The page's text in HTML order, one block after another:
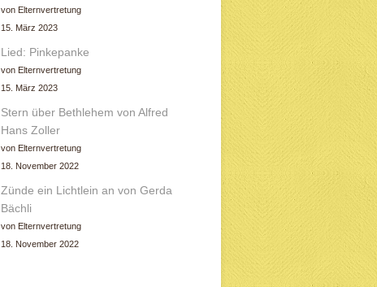
von Elternvertretung
15. März 2023
Lied: Pinkepanke
von Elternvertretung
15. März 2023
Stern über Bethlehem von Alfred
Hans Zoller
von Elternvertretung
18. November 2022
Zünde ein Lichtlein an von Gerda
Bächli
von Elternvertretung
18. November 2022